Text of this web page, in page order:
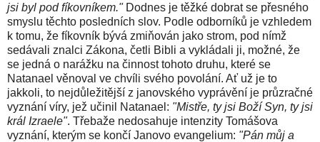
jsi byl pod fíkovníkem."Dodnes je těžké dobrat se přesného
smyslu těchto posledních slov. Podle odborníků je vzhledem
k tomu, že fíkovník bývá zmiňován jako strom, pod nímž
sedávali znalci Zákona, četli Bibli a vykládali ji, možné, že
se jedná o narážku na činnost tohoto druhu, které se
Natanael věnoval ve chvíli svého povolání. Ať už je to
jakkoli, to nejdůležitější z janovského vyprávění je průzračné
vyznání víry, jež učinil Natanael: "Mistře, ty jsi Boží Syn, ty jsi
král Izraele". Třebaže nedosahuje intenzity Tomášova
vyznání, kterým se končí Janovo evangelium: "Pán můj a